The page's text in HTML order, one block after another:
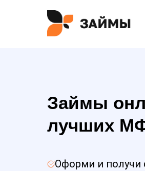
Займы
лучших
Оформи и получи